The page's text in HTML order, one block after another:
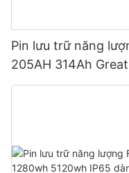
Pin lưu trữ năng
205AH 314Ah
5120wh IP65